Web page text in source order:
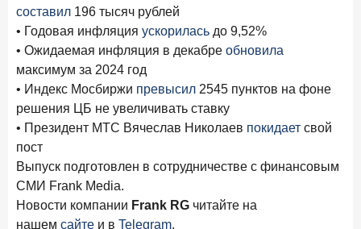
составил 196 тысяч рублей
• Годовая инфляция ускорилась до 9,52%
• Ожидаемая инфляция в декабре обновила
максимум за 2024 год
• Индекс Мосбиржи превысил 2545 пунктов на фоне
решения ЦБ не увеличивать ставку
• Президент МТС Вячеслав Николаев покидает свой
пост
Выпуск подготовлен в сотрудничестве с финансовым
СМИ Frank Media.
Новости компании Frank RG читайте на
нашем сайте и в Telegram.